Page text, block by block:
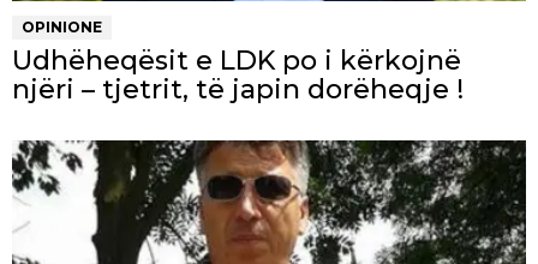
OPINIONE
Udhëheqësit e LDK po i kërkojnë
njëri – tjetrit, të japin dorëheqje !